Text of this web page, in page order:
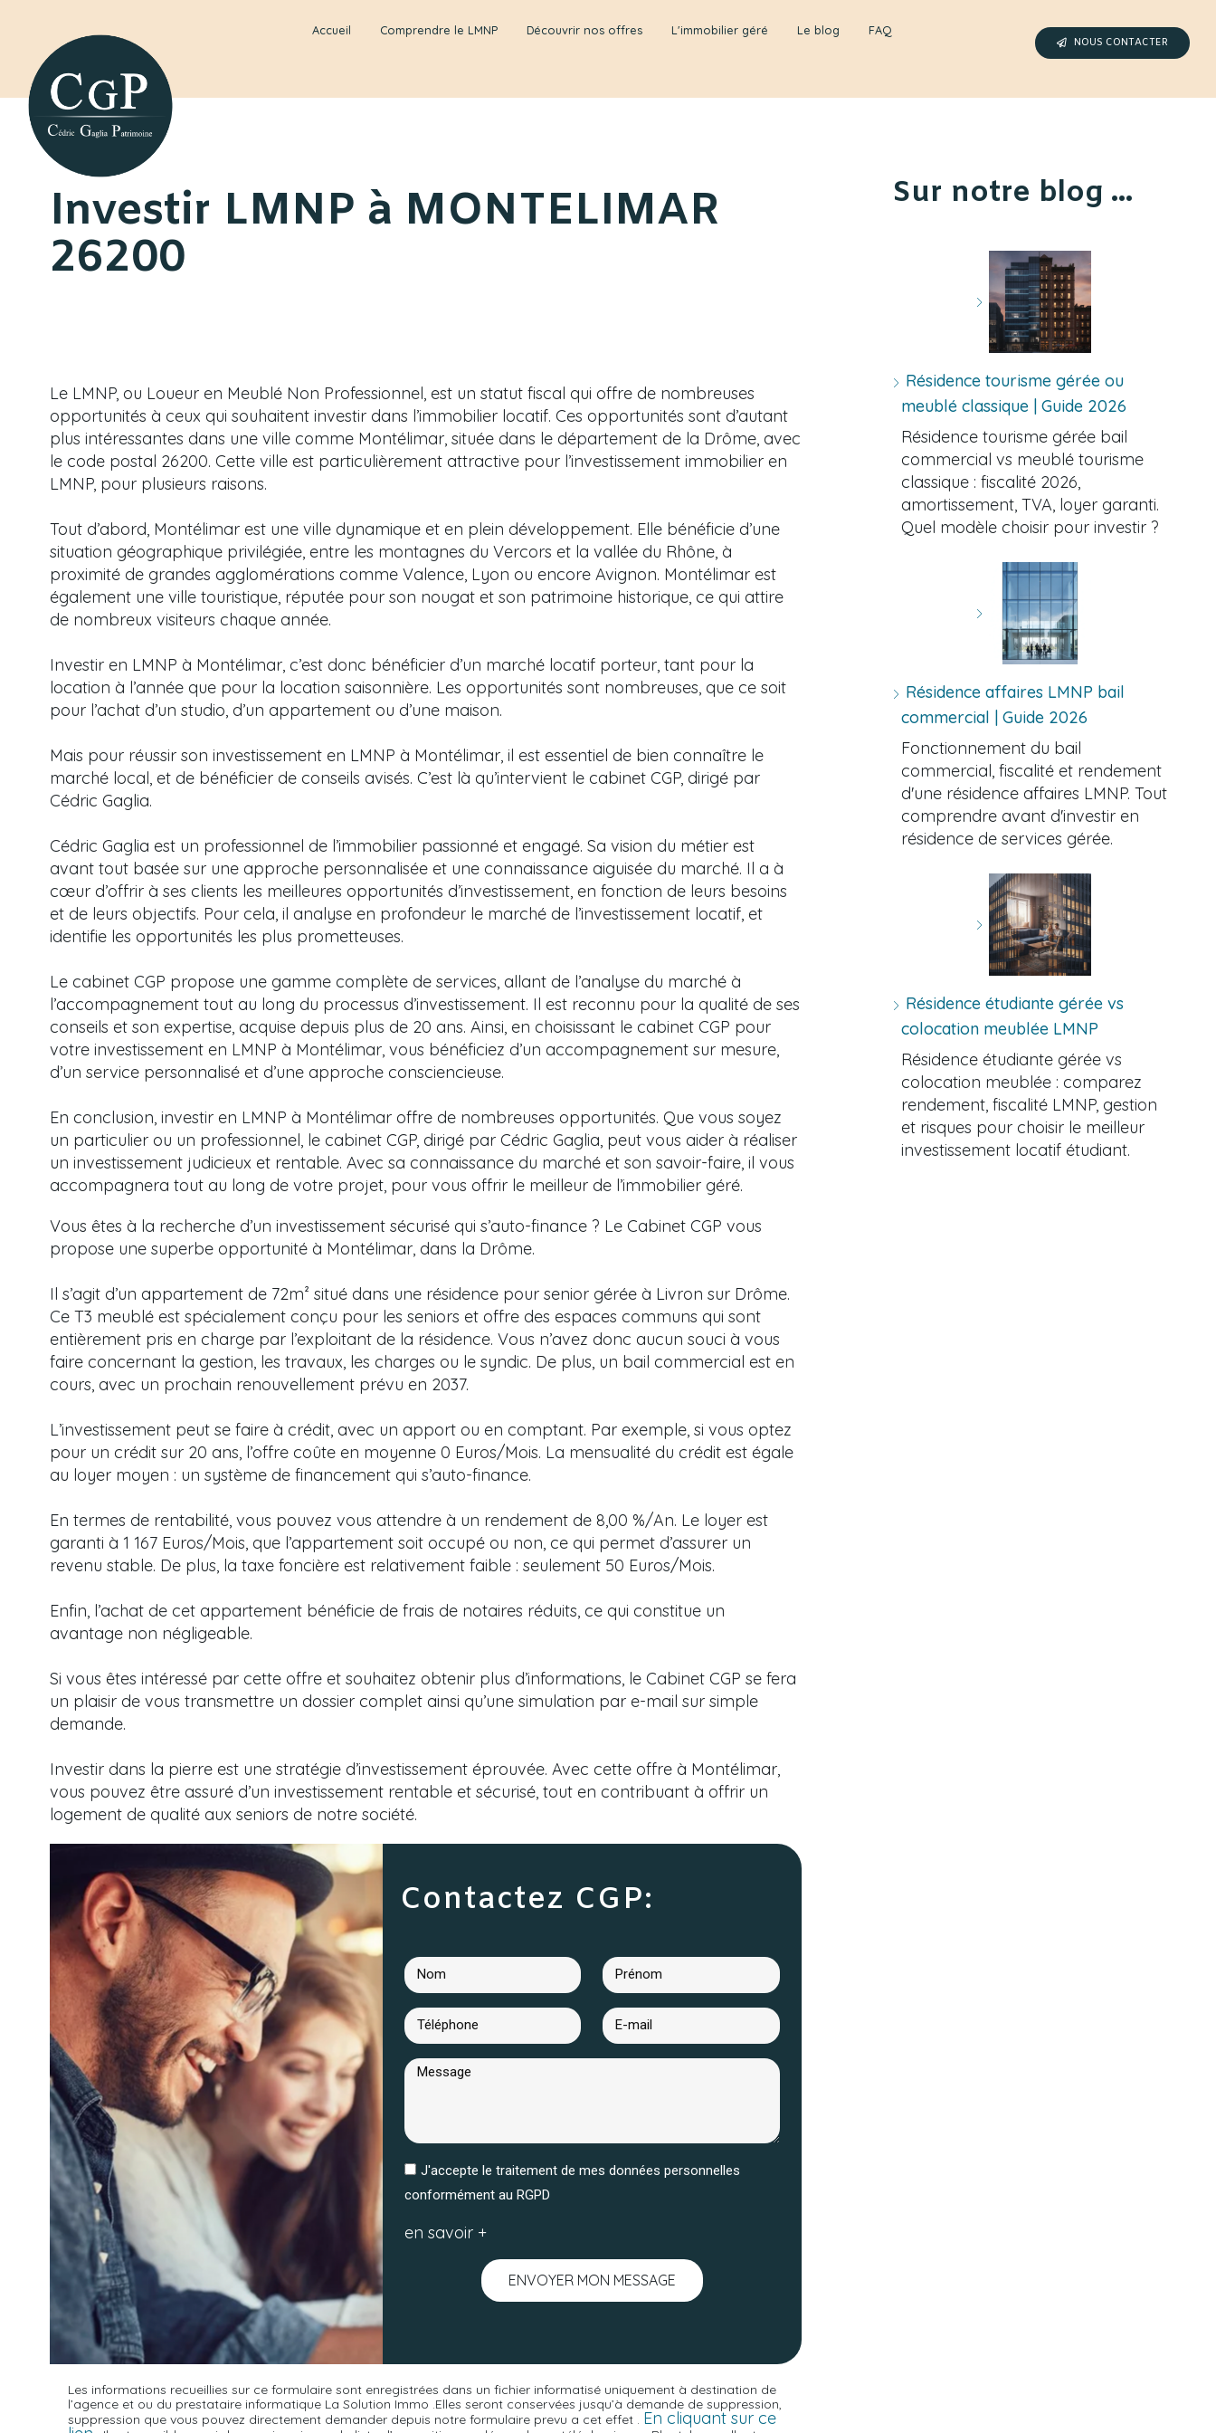
Accueil Comprendre le LMNP Découvrir nos offres L'immobilier géré Le blog FAQ
NOUS CONTACTER
Investir LMNP à MONTELIMAR
26200
Le LMNP, ou Loueur en Meublé Non Professionnel, est un statut fiscal qui offre de nombreuses
opportunités à ceux qui souhaitent investir dans l’immobilier locatif. Ces opportunités sont d’autant
plus intéressantes dans une ville comme Montélimar, située dans le département de la Drôme, avec
le code postal 26200. Cette ville est particulièrement attractive pour l’investissement immobilier en
LMNP, pour plusieurs raisons.
Tout d’abord, Montélimar est une ville dynamique et en plein développement. Elle bénéficie d’une
situation géographique privilégiée, entre les montagnes du Vercors et la vallée du Rhône, à
proximité de grandes agglomérations comme Valence, Lyon ou encore Avignon. Montélimar est
également une ville touristique, réputée pour son nougat et son patrimoine historique, ce qui attire
de nombreux visiteurs chaque année.
Investir en LMNP à Montélimar, c’est donc bénéficier d’un marché locatif porteur, tant pour la
location à l’année que pour la location saisonnière. Les opportunités sont nombreuses, que ce soit
pour l’achat d’un studio, d’un appartement ou d’une maison.
Mais pour réussir son investissement en LMNP à Montélimar, il est essentiel de bien connaître le
marché local, et de bénéficier de conseils avisés. C’est là qu’intervient le cabinet CGP, dirigé par
Cédric Gaglia.
Cédric Gaglia est un professionnel de l’immobilier passionné et engagé. Sa vision du métier est
avant tout basée sur une approche personnalisée et une connaissance aiguisée du marché. Il a à
cœur d’offrir à ses clients les meilleures opportunités d’investissement, en fonction de leurs besoins
et de leurs objectifs. Pour cela, il analyse en profondeur le marché de l’investissement locatif, et
identifie les opportunités les plus prometteuses.
Le cabinet CGP propose une gamme complète de services, allant de l’analyse du marché à
l’accompagnement tout au long du processus d’investissement. Il est reconnu pour la qualité de ses
conseils et son expertise, acquise depuis plus de 20 ans. Ainsi, en choisissant le cabinet CGP pour
votre investissement en LMNP à Montélimar, vous bénéficiez d’un accompagnement sur mesure,
d’un service personnalisé et d’une approche consciencieuse.
En conclusion, investir en LMNP à Montélimar offre de nombreuses opportunités. Que vous soyez
un particulier ou un professionnel, le cabinet CGP, dirigé par Cédric Gaglia, peut vous aider à réaliser
un investissement judicieux et rentable. Avec sa connaissance du marché et son savoir-faire, il vous
accompagnera tout au long de votre projet, pour vous offrir le meilleur de l’immobilier géré.
Vous êtes à la recherche d’un investissement sécurisé qui s’auto-finance ? Le Cabinet CGP vous
propose une superbe opportunité à Montélimar, dans la Drôme.
Il s’agit d’un appartement de 72m² situé dans une résidence pour senior gérée à Livron sur Drôme.
Ce T3 meublé est spécialement conçu pour les seniors et offre des espaces communs qui sont
entièrement pris en charge par l’exploitant de la résidence. Vous n’avez donc aucun souci à vous
faire concernant la gestion, les travaux, les charges ou le syndic. De plus, un bail commercial est en
cours, avec un prochain renouvellement prévu en 2037.
L’investissement peut se faire à crédit, avec un apport ou en comptant. Par exemple, si vous optez
pour un crédit sur 20 ans, l’offre coûte en moyenne 0 Euros/Mois. La mensualité du crédit est égale
au loyer moyen : un système de financement qui s’auto-finance.
En termes de rentabilité, vous pouvez vous attendre à un rendement de 8,00 %/An. Le loyer est
garanti à 1 167 Euros/Mois, que l’appartement soit occupé ou non, ce qui permet d’assurer un
revenu stable. De plus, la taxe foncière est relativement faible : seulement 50 Euros/Mois.
Enfin, l’achat de cet appartement bénéficie de frais de notaires réduits, ce qui constitue un
avantage non négligeable.
Si vous êtes intéressé par cette offre et souhaitez obtenir plus d’informations, le Cabinet CGP se fera
un plaisir de vous transmettre un dossier complet ainsi qu’une simulation par e-mail sur simple
demande.
Investir dans la pierre est une stratégie d’investissement éprouvée. Avec cette offre à Montélimar,
vous pouvez être assuré d’un investissement rentable et sécurisé, tout en contribuant à offrir un
logement de qualité aux seniors de notre société.
Contactez CGP:
J'accepte le traitement de mes données personnelles
conformément au RGPD
en savoir +
ENVOYER MON MESSAGE
Les informations recueillies sur ce formulaire sont enregistrées dans un fichier informatisé uniquement à destination de
l’agence et ou du prestataire informatique La Solution Immo .Elles seront conservées jusqu’à demande de suppression,
suppression que vous pouvez directement demander depuis notre formulaire prevu a cet effet . En cliquant sur ce
Sur notre blog ...
Résidence tourisme gérée ou
meublé classique | Guide 2026
Résidence tourisme gérée bail
commercial vs meublé tourisme
classique : fiscalité 2026,
amortissement, TVA, loyer garanti.
Quel modèle choisir pour investir ?
Résidence affaires LMNP bail
commercial | Guide 2026
Fonctionnement du bail
commercial, fiscalité et rendement
d'une résidence affaires LMNP. Tout
comprendre avant d'investir en
résidence de services gérée.
Résidence étudiante gérée vs
colocation meublée LMNP
Résidence étudiante gérée vs
colocation meublée : comparez
rendement, fiscalité LMNP, gestion
et risques pour choisir le meilleur
investissement locatif étudiant.